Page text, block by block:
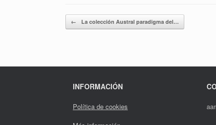
Navegador de artículos
← La colección Austral paradigma del…
INFORMACIÓN
Política de cookies